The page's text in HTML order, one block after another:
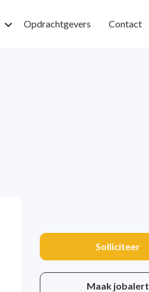
Opdrachtgevers Contact
Maak jobalert